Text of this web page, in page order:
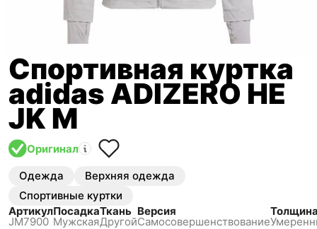
Спортивная куртка
adidas ADIZERO HE
JK M
Оригинал
Одежда
Верхняя одежда
Спортивные куртки
Артикул
JM7900
Посадка
Мужская
Ткань
Другой
Версия
Самосовершенствование